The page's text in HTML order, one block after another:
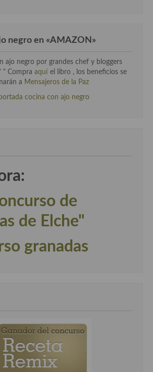
negro en «AMAZON»
ajo negro por grandes chef y bloggers
" Compra aquí el libro , los beneficios se
a Mensajeros de la Paz
de
de Elche"